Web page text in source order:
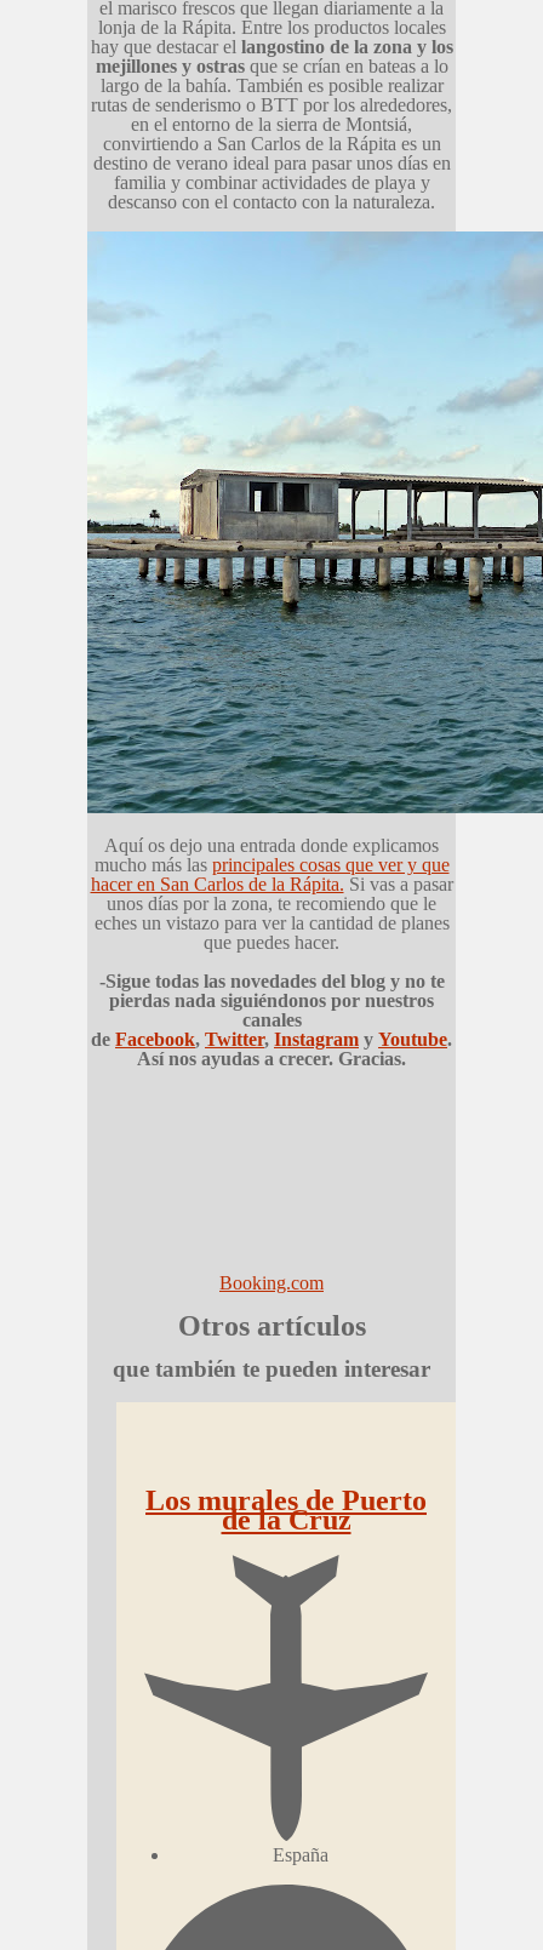
el marisco frescos que llegan diariamente a la
lonja de la Rápita. Entre los productos locales
hay que destacar el langostino de la zona y los
mejillones y ostrasque se crían en bateas a lo
largo de la bahía. También es posible realizar
rutas de senderismo o BTT por los alrededores,
en el entorno de la sierra de Montsiá,
convirtiendo a San Carlos de la Rápita es un
destino de verano ideal para pasar unos días en
familia y combinar actividades de playa y
descanso con el contacto con la naturaleza.
Aquí os dejo una entrada donde explicamos
mucho más las principales cosas que ver y que
hacer en San Carlos de la Rápita. Si vas a pasar
unos días por la zona, te recomiendo que le
eches un vistazo para ver la cantidad de planes
que puedes hacer.
-Sigue todas las novedades del blog y no te
pierdas nada siguiéndonos por nuestros
canales
de Facebook, Twitter, Instagram y Youtube.
Así nos ayudas a crecer. Gracias.
Booking.com
Otros artículos
que también te pueden interesar
Los murales de Puerto
de la Cruz
España